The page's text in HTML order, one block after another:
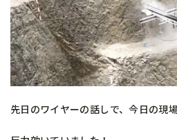
先日のワイヤーの話しで、今日の現